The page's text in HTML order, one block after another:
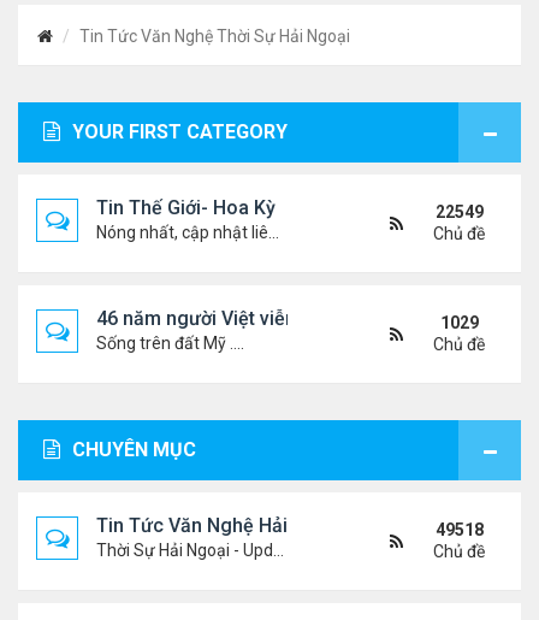
Tin Tức Văn Nghệ Thời Sự Hải Ngoại
YOUR FIRST CATEGORY
Tin Thế Giới- Hoa Kỳ
22549
Chủ đề
46 năm người Việt viễn xứ
Sống trên đất Mỹ ....
1029
Chủ đề
CHUYÊN MỤC
Tin Tức Văn Nghệ Hải Ngoại
49518
Chủ đề